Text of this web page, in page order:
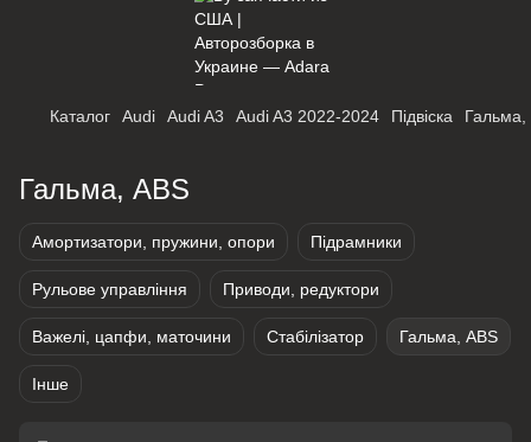
Каталог Audi Audi A3 Audi A3 2022-2024 Підвіска Гальма,
Гальма, ABS
Амортизатори, пружини, опори Підрамники
Рульове управління Приводи, редуктори
Важелі, цапфи, маточини Стабілізатор Гальма, ABS
Інше